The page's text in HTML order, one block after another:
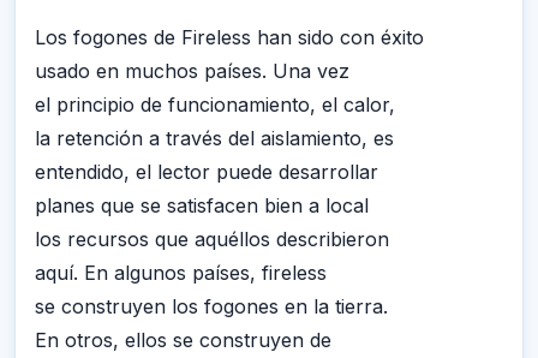
Los fogones de Fireless han sido con éxito
usado en muchos países. Una vez
el principio de funcionamiento, el calor,
la retención a través del aislamiento, es
entendido, el lector puede desarrollar
planes que se satisfacen bien a local
los recursos que aquéllos describieron
aquí. En algunos países, fireless
se construyen los fogones en la tierra.
En otros, ellos se construyen de